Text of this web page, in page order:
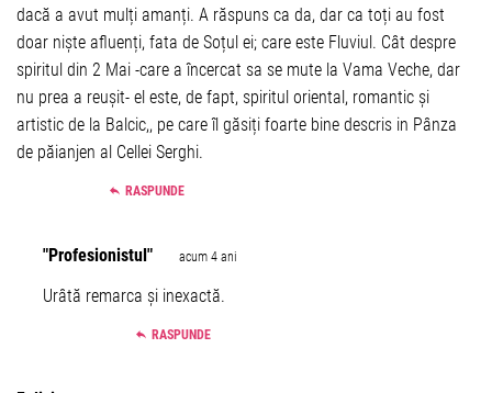
dacă a avut mulți amanți. A răspuns ca da, dar ca toți au fost
doar niște afluenți, fata de Soțul ei; care este Fluviul. Cât despre
spiritul din 2 Mai -care a încercat sa se mute la Vama Veche, dar
nu prea a reușit- el este, de fapt, spiritul oriental, romantic și
artistic de la Balcic,, pe care îl găsiți foarte bine descris in Pânza
de păianjen al Cellei Serghi.
RASPUNDE
"Profesionistul" acum 4 ani
Urâtă remarca și inexactă.
RASPUNDE